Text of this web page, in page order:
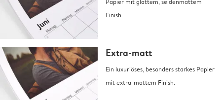
Finish.
Extra-matt
Ein luxuriöses, besonders starkes Papier
mit extra-mattem Finish.